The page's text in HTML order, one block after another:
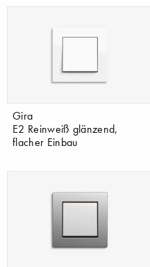
Gira
E2 Reinweiß glänzend,
flacher Einbau